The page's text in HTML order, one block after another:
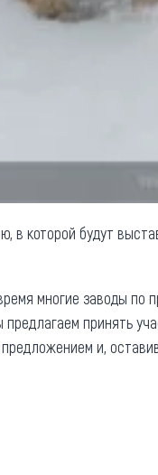
в которой будут
многие заводы по
принять
и,